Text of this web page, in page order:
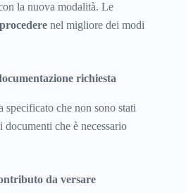
la nuova modalità. Le
nel migliore dei modi
richiesta
specificato che non sono stati
che è necessario
da versare